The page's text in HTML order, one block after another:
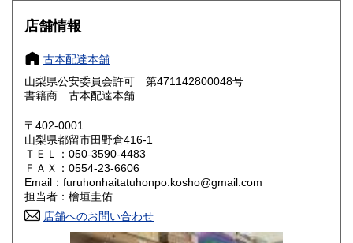
大阪府
奈良県
鳥取県 800円 島根県
岡山県
山口県 800円
香川県 800円 愛媛県
高知県 800円
店舗情報
古本配達本舗
山梨県公安委員会許可 第471142800048号
書籍商 古本配達本舗
〒402-0001
山梨県都留市田野倉416-1
ＴＥＬ：050-3590-4483
ＦＡＸ：0554-23-6606
Email：furuhonhaitatuhonpo.kosho@gmail.com
担当者：檜垣圭佑
店舗へのお問い合わせ